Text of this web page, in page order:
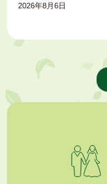
2026年8月6日
令和８年度公民館等（
熱中症対策「クーリン
2026年8月6日
「お茶を知る・体験す